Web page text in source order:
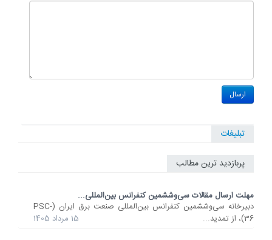
تبلیغات
پربازدید ترین مطالب
مهلت ارسال مقالات سی‌وششمین کنفرانس بین‌المللی...
دبیرخانه سی‌وششمین کنفرانس بین‌المللی صنعت برق ایران (PSC-
36)، از تمدید...
15 مرداد 1405